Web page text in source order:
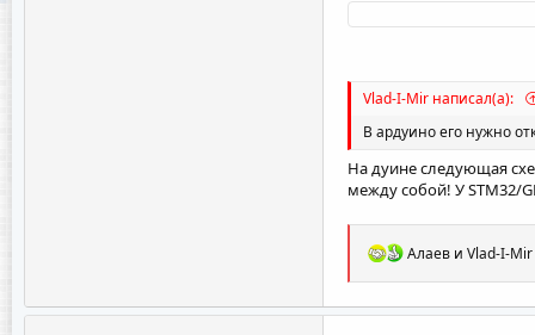
Vlad-I-Mir написал(а):
В ардуино его нужно
На дуине следующая
между собой! У STM32/
Р
а
к
Алаев и Vlad-I-Mir